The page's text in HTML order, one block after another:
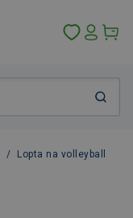
/ Lopta na volleyball